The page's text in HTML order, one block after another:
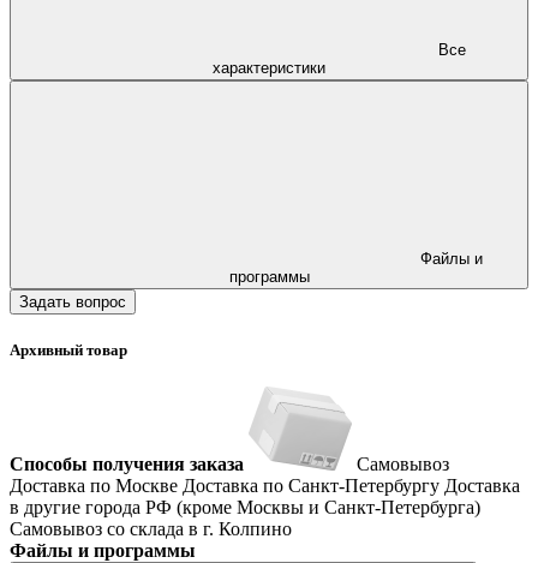
характеристики
программы
Задать вопрос
Архивный товар
Способы получения заказа
Самовывоз
Доставка по Москве Доставка по Санкт-Петербургу Доставка
в другие города РФ (кроме Москвы и Санкт-Петербурга)
Самовывоз со склада в г. Колпино
Файлы и программы